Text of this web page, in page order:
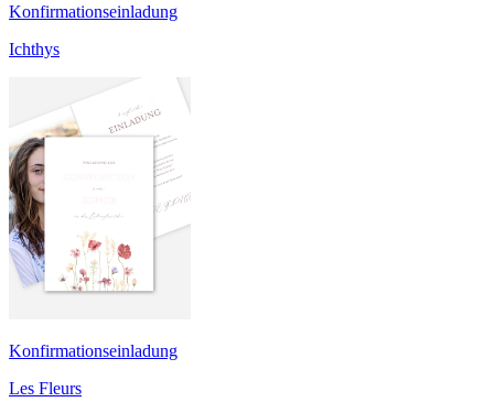
Konfirmationseinladung
Ichthys
Konfirmationseinladung
Les Fleurs